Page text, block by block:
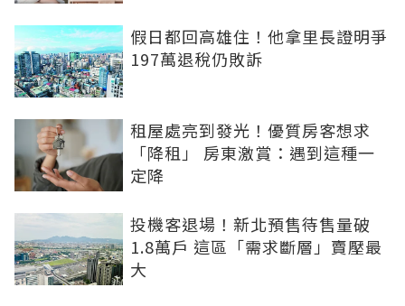
假日都回高雄住！他拿里長證明爭
197萬退稅仍敗訴
租屋處亮到發光！優質房客想求
「降租」 房東激賞：遇到這種一
定降
投機客退場！新北預售待售量破
1.8萬戶 這區「需求斷層」賣壓最
大